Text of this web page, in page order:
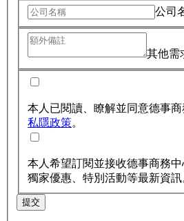
公司
其他需
本人已閱讀、瞭解並同意德事
私隱政策。
本人希望訂閱並接收德事商務
獨家優惠、特別活動等最新資訊
提交